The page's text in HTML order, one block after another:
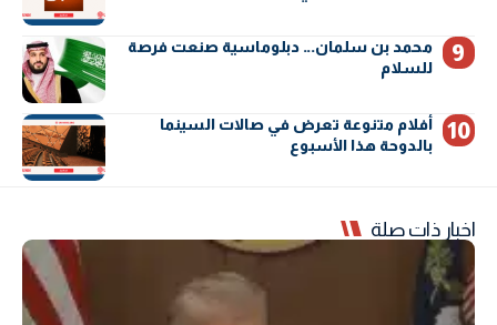
محمد بن سلمان… دبلوماسية صنعت فرصة
للسلام
أفلام متنوعة تعرض في صالات السينما
بالدوحة هذا الأسبوع
اخبار ذات صلة